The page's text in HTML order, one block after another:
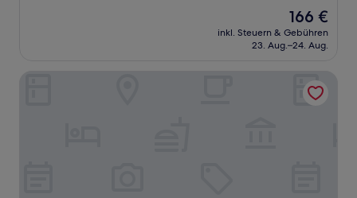
Bewertungen)
Der
Preis
beträgt
166 €
inkl. Steuern & Gebühren
23. Aug.–24. Aug.
Seven Gables, St. Louis West, a Tribute Portfolio Hotel